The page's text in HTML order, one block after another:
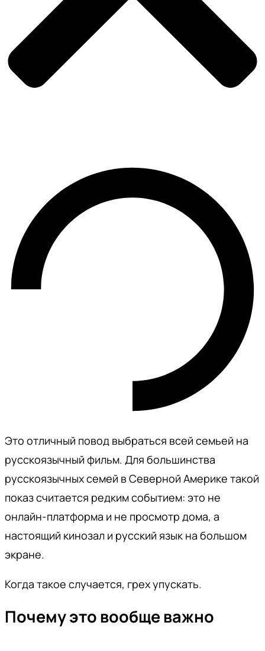
Это отличный повод выбраться всей семьей на
русскоязычный фильм. Для большинства
русскоязычных семей в Северной Америке такой
показ считается редким событием: это не
онлайн-платформа и не просмотр дома, а
настоящий кинозал и русский язык на большом
экране.
Когда такое случается, грех упускать.
Почему это вообще важно